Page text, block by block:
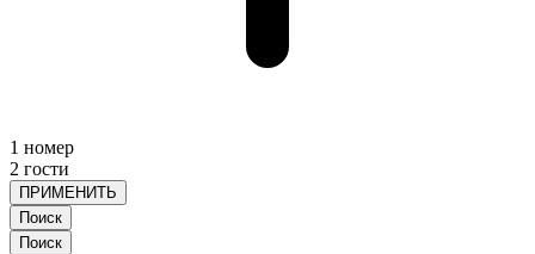
1 номер
2 гости
ПРИМЕНИТЬ
Поиск
Поиск